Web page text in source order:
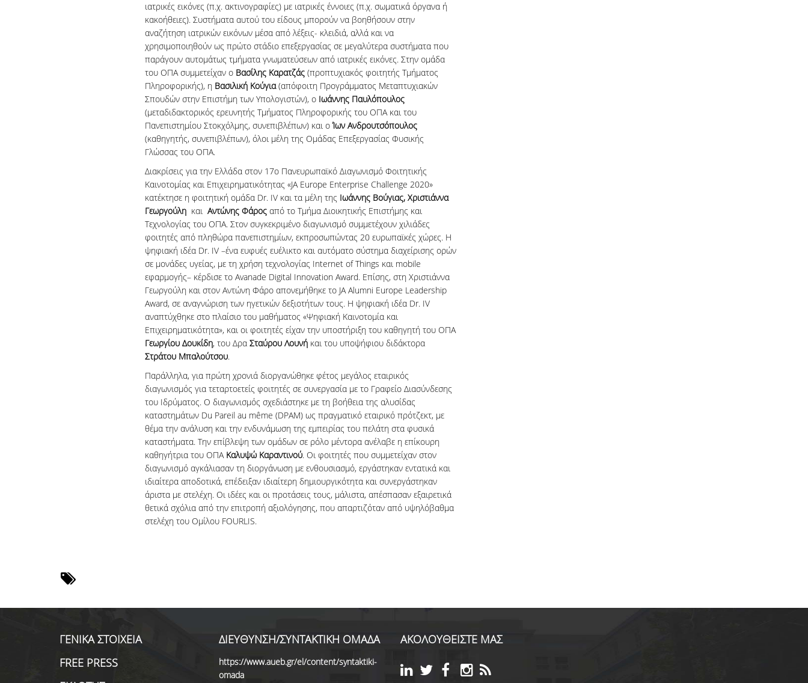
ιατρικές εικόνες (π.χ. ακτινογραφίες) με ιατρικές έννοιες (π.χ. σωματικά όργανα ή
κακοήθειες). Συστήματα αυτού του είδους μπορούν να βοηθήσουν στην
αναζήτηση ιατρικών εικόνων μέσα από λέξεις- κλειδιά, αλλά και να
χρησιμοποιηθούν ως πρώτο στάδιο επεξεργασίας σε μεγαλύτερα συστήματα που
παράγουν αυτομάτως τμήματα γνωματεύσεων από ιατρικές εικόνες. Στην ομάδα
του ΟΠΑ συμμετείχαν ο Βασίλης Καρατζάς (προπτυχιακός φοιτητής Τμήματος
Πληροφορικής), η Βασιλική Κούγια(απόφοιτη Προγράμματος Μεταπτυχιακών
Σπουδών στην Επιστήμη των Υπολογιστών), ο Ιωάννης Παυλόπουλος
(μεταδιδακτορικός ερευνητής Τμήματος Πληροφορικής του ΟΠΑ και του
Πανεπιστημίου Στοκχόλμης, συνεπιβλέπων) και οΊων Ανδρουτσόπουλος
(καθηγητής, συνεπιβλέπων), όλοι μέλη της Ομάδας Επεξεργασίας Φυσικής
Γλώσσας του ΟΠΑ.
Διακρίσεις για την Ελλάδα στον 17ο Πανευρωπαϊκό Διαγωνισμό Φοιτητικής
Καινοτομίας και Επιχειρηματικότητας «JA Europe Enterprise Challenge 2020»
κατέκτησε η φοιτητική ομάδα Dr. IV και τα μέλη της Ιωάννης Βούγιας, Χριστιάννα
Γεωργούλη και Αντώνης Φάρος από το Τμήμα Διοικητικής Επιστήμης και
Τεχνολογίας του ΟΠΑ. Στον συγκεκριμένο διαγωνισμό συμμετέχουν χιλιάδες
φοιτητές από πληθώρα πανεπιστημίων, εκπροσωπώντας 20 ευρωπαϊκές χώρες. Η
ψηφιακή ιδέα Dr. IV –ένα ευφυές ευέλικτο και αυτόματο σύστημα διαχείρισης ορών
σε μονάδες υγείας, με τη χρήση τεχνολογίας Internet of Things και mobile
εφαρμογής– κέρδισε το Avanade Digital Innovation Award. Επίσης, στη Χριστιάννα
Γεωργούλη και στον Αντώνη Φάρο απονεμήθηκε το JA Alumni Europe Leadership
Award, σε αναγνώριση των ηγετικών δεξιοτήτων τους. Η ψηφιακή ιδέα Dr. IV
αναπτύχθηκε στο πλαίσιο του μαθήματος «Ψηφιακή Καινοτομία και
Επιχειρηματικότητα», και οι φοιτητές είχαν την υποστήριξη του καθηγητή του ΟΠΑ
Γεωργίου Δουκίδη, του Δρα Σταύρου Λουνή και του υποψήφιου διδάκτορα
Στράτου Μπαλούτσου.
Παράλληλα, για πρώτη χρονιά διοργανώθηκε φέτος μεγάλος εταιρικός
διαγωνισμός για τεταρτοετείς φοιτητές σε συνεργασία με το Γραφείο Διασύνδεσης
του Ιδρύματος. Ο διαγωνισμός σχεδιάστηκε με τη βοήθεια της αλυσίδας
καταστημάτων Du Pareil au même (DPAM) ως πραγματικό εταιρικό πρότζεκτ, με
θέμα την ανάλυση και την ενδυνάμωση της εμπειρίας του πελάτη στα φυσικά
καταστήματα. Την επίβλεψη των ομάδων σε ρόλο μέντορα ανέλαβε η επίκουρη
καθηγήτρια του ΟΠΑ Καλυψώ Καραντινού. Οι φοιτητές που συμμετείχαν στον
διαγωνισμό αγκάλιασαν τη διοργάνωση με ενθουσιασμό, εργάστηκαν εντατικά και
ιδιαίτερα αποδοτικά, επέδειξαν ιδιαίτερη δημιουργικότητα και συνεργάστηκαν
άριστα με στελέχη. Οι ιδέες και οι προτάσεις τους, μάλιστα, απέσπασαν εξαιρετικά
θετικά σχόλια από την επιτροπή αξιολόγησης, που απαρτιζόταν από υψηλόβαθμα
στελέχη του Ομίλου FOURLIS.
ΓΕΝΙΚΑ ΣΤΟΙΧΕΙΑ
FREE PRESS
ΔΙΕΥΘΥΝΣΗ/ΣΥΝΤΑΚΤΙΚΗ ΟΜΑΔΑ
https://www.aueb.gr/el/content/syntaktiki-
omada
ΑΚΟΛΟΥΘΕΙΣΤΕ ΜΑΣ